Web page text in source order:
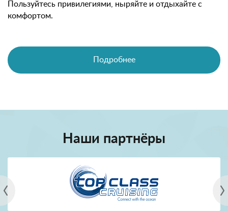
Пользуйтесь привилегиями, ныряйте и отдыхайте с
комфортом.
Подробнее
Наши партнёры